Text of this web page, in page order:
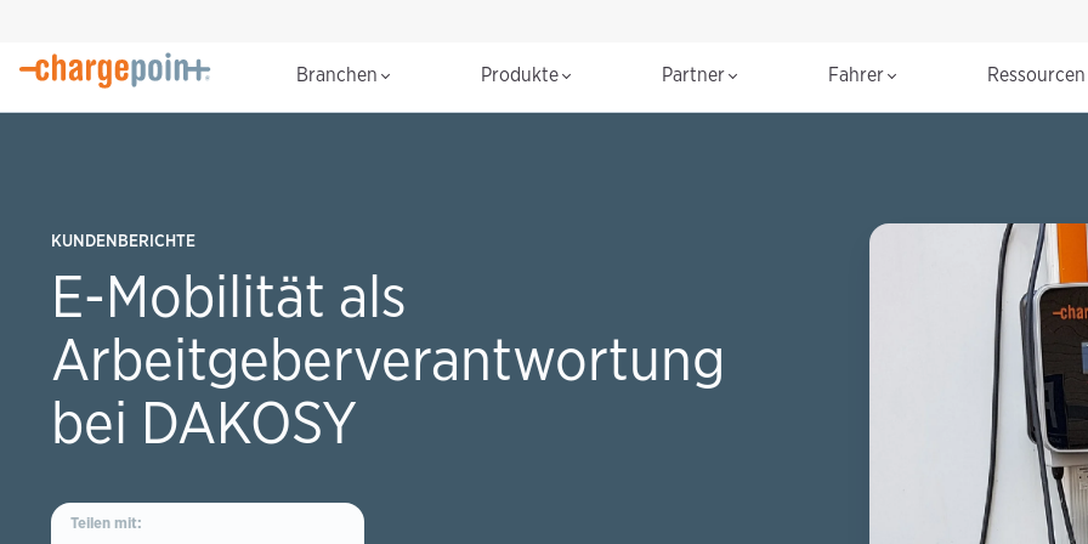
Branchen Produkte Partner Fahrer
KUNDENBERICHTE
E-Mobilität als
Arbeitgeberverantwortung
bei DAKOSY
Teilen mit: